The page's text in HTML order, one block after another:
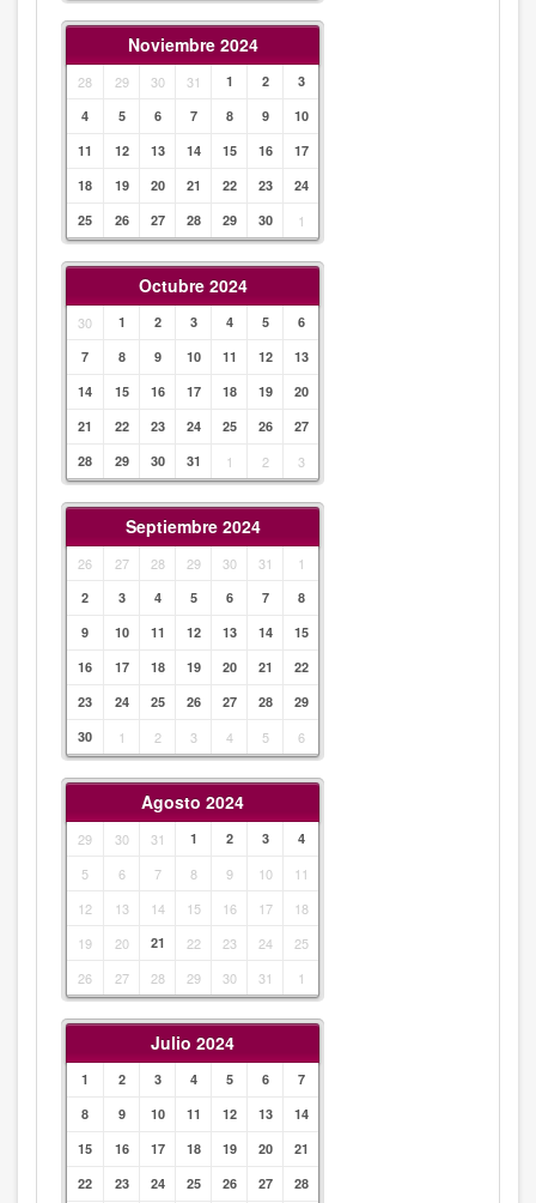
Noviembre 2024
28 29 30 31 1 2
3
4
5 6 7 8 9
10
11
12 13 14 15 16
17
18
19 20 21 22 23
24
25
26 27 28 29 30 1
Octubre 2024
30 1 2 3 4 5
6
7
8 9 10 11 12
13
14
15 16 17 18 19
20
21
22 23 24 25 26
27
28
29 30 31 1 2 3
Septiembre 2024
26 27 28 29 30 31 1
2 3 4 5 6 7
8
9
10 11 12 13 14
15
16
17 18 19 20 21
22
23
24 25 26 27 28
29
30
1 2 3 4 5 6
Agosto 2024
29 30 31 1 2 3 4
5 6 7 8 9 10
11
12
13 14 15 16 17
18
19
20 21 22 23 24
25
26
27 28 29 30 31 1
Julio 2024
1 2 3 4 5 6
7
8
9 10 11 12 13
14
15
16 17 18 19 20
21
22
23 24 25 26 27
28